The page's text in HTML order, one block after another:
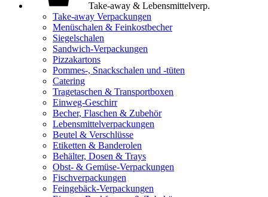
Take-away & Lebensmittelverp.
Take-away Verpackungen
Menüschalen & Feinkostbecher
Siegelschalen
Sandwich-Verpackungen
Pizzakartons
Pommes-, Snackschalen und -tüten
Catering
Tragetaschen & Transportboxen
Einweg-Geschirr
Becher, Flaschen & Zubehör
Lebensmittelverpackungen
Beutel & Verschlüsse
Etiketten & Banderolen
Behälter, Dosen & Trays
Obst- & Gemüse-Verpackungen
Fischverpackungen
Feingebäck-Verpackungen